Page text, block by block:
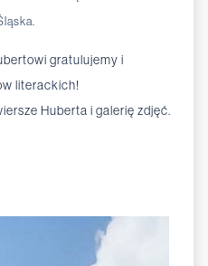
gratulujemy i
literackich!
Huberta i galerię zdjęć.